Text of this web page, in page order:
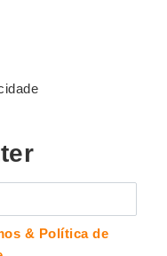
& Política de